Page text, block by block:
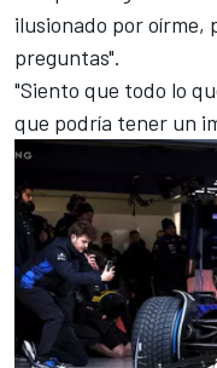
ilusionado por oírme,
preguntas".
"Siento que todo lo
que podría tener un